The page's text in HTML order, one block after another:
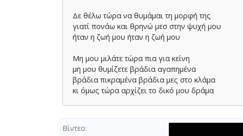
Δε θέλω τώρα να θυμάμαι τη μορφή της
γιατί πονάω και θρηνώ μεσ στην ψυχή μου
ήταν η ζωή μου ήταν η ζωή μου
Μη μου μιλάτε τώρα πια για κείνη
μη μου θυμίζετε βράδια αγαπημένα
βράδια πικραμένα βράδια μες στο κλάμα
κι όμως τώρα αρχίζει το δικό μου δράμα
Βίντεο